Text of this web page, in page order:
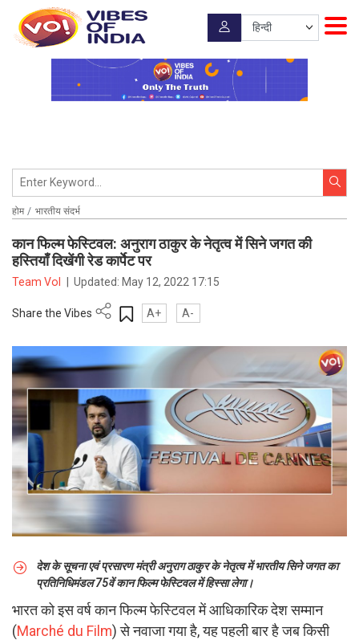
होम भारतीय संदर्भ
कान फिल्म फेस्टिवल: अनुराग ठाकुर के नेतृत्व में सिने जगत की
हस्तियाँ दिखेंगी रेड कार्पेट पर
Team VoI Updated: May 12, 2022 17:15
Share the Vibes A+ A-
देश के सूचना एवं प्रसारण मंत्री अनुराग ठाकुर के नेतृत्व में भारतीय सिने जगत का
प्रतिनिधिमंडल 75वें कान फिल्म फेस्टिवल में हिस्सा लेगा।
भारत को इस वर्ष कान फिल्म फेस्टिवल में आधिकारिक देश सम्मान
(Marché du Film) से नवाजा गया है, यह पहली बार है जब किसी